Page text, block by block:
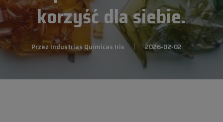
korzyść dla siebie.
Przez Industrias Químicas Iris 2026-02-02